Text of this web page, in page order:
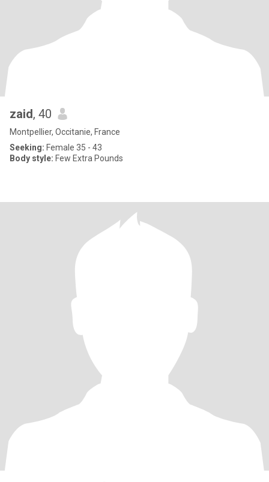
zaid, 40
Montpellier, Occitanie, France
Seeking: Female 35 - 43
Body style: Few Extra Pounds